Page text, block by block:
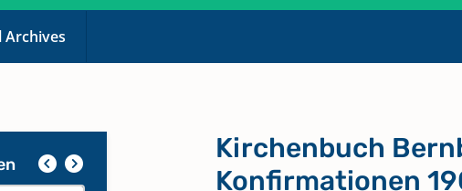
Archives
Kirchenbuch
Konfirmationen